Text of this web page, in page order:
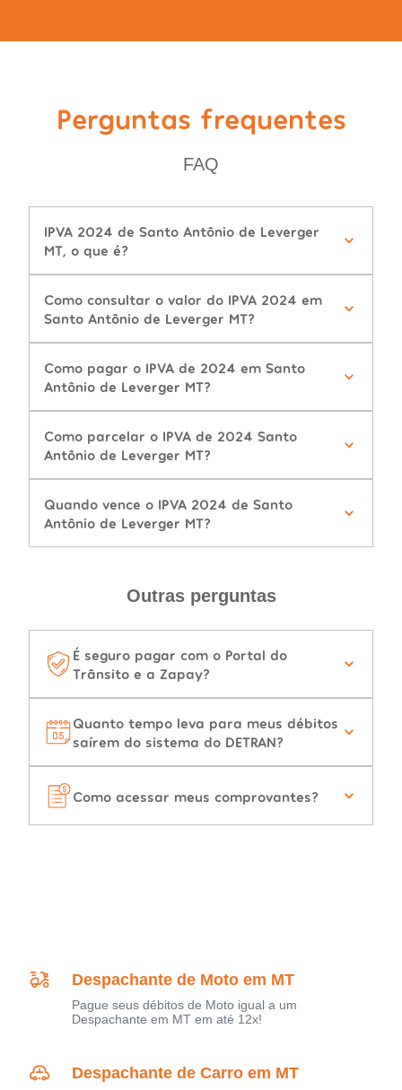
Perguntas frequentes
FAQ
IPVA 2024 de Santo Antônio de Leverger
MT, o que é?
Como consultar o valor do IPVA 2024 em
Santo Antônio de Leverger MT?
Como pagar o IPVA de 2024 em Santo
Antônio de Leverger MT?
Como parcelar o IPVA de 2024 Santo
Antônio de Leverger MT?
Quando vence o IPVA 2024 de Santo
Antônio de Leverger MT?
Outras perguntas
É seguro pagar com o Portal do
Trânsito e a Zapay?
Quanto tempo leva para meus débitos
saírem do sistema do DETRAN?
Como acessar meus comprovantes?
Despachante de Moto em MT
Pague seus débitos de Moto igual a um
Despachante em MT em até 12x!
Despachante de Carro em MT